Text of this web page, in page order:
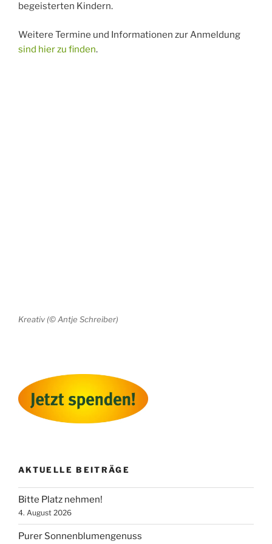
begeisterten Kindern.
Weitere Termine und Informationen zur Anmeldung
sind hier zu finden.
Kreativ (© Antje Schreiber)
AKTUELLE BEITRÄGE
Bitte Platz nehmen!
4. August 2026
Purer Sonnenblumengenuss